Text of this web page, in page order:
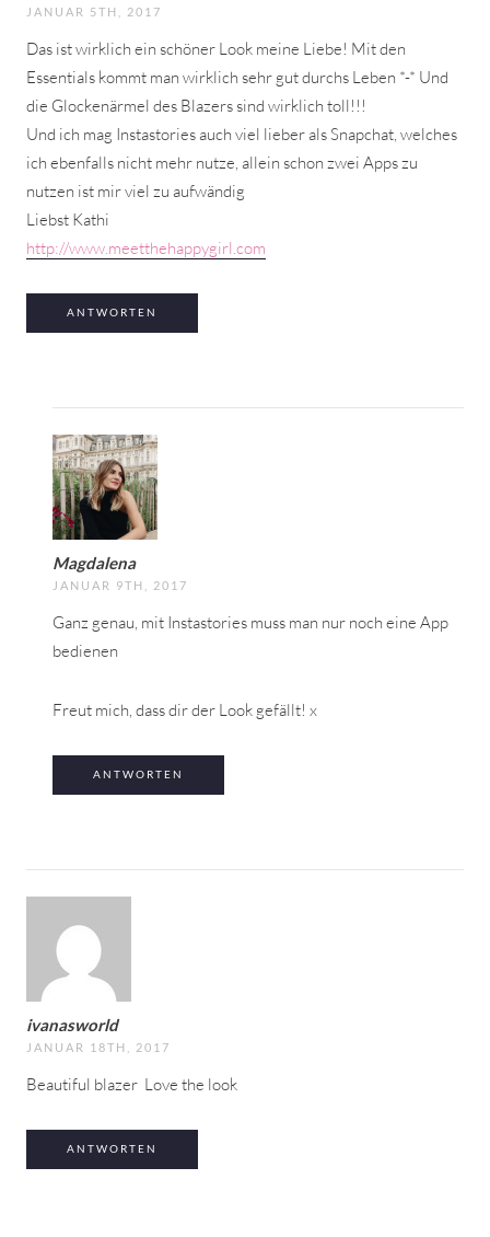
JANUAR 5TH, 2017
Das ist wirklich ein schöner Look meine Liebe! Mit den
Essentials kommt man wirklich sehr gut durchs Leben *-* Und
die Glockenärmel des Blazers sind wirklich toll!!!
Und ich mag Instastories auch viel lieber als Snapchat, welches
ich ebenfalls nicht mehr nutze, allein schon zwei Apps zu
nutzen ist mir viel zu aufwändig
Liebst Kathi
http://www.meetthehappygirl.com
ANTWORTEN
Magdalena
JANUAR 9TH, 2017
Ganz genau, mit Instastories muss man nur noch eine App
bedienen
Freut mich, dass dir der Look gefällt! x
ANTWORTEN
ivanasworld
JANUAR 18TH, 2017
Beautiful blazer Love the look
ANTWORTEN